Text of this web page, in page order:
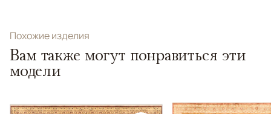
Похожие изделия
Вам также могут понравиться эти
модели